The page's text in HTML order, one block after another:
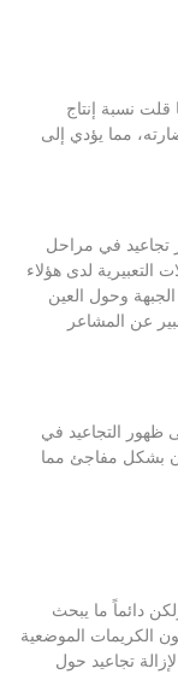
قلت نسبة إنتاج
مما يؤدي إلى
في مراحل
لدى هؤلاء
وحول العين
عن المشاعر
ظهور التجاعيد في
بشكل مفاجئ مما
دائماً ما يبحث
الكريمات الموضعية
تجاعيد حول